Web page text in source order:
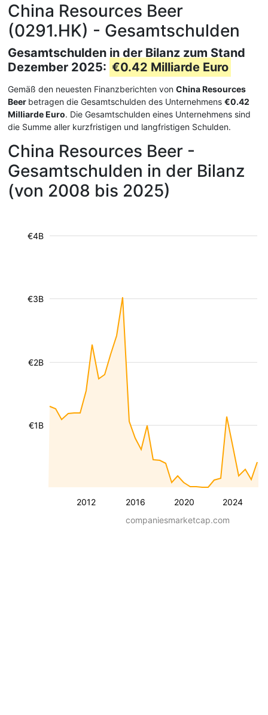
China Resources Beer
(0291.HK) - Gesamtschulden
Gesamtschulden in der Bilanz zum Stand
Dezember 2025: €0.42 Milliarde Euro
Gemäß den neuesten Finanzberichten von China Resources
Beer betragen die Gesamtschulden des Unternehmens €0.42
Milliarde Euro. Die Gesamtschulden eines Unternehmens sind
die Summe aller kurzfristigen und langfristigen Schulden.
China Resources Beer -
Gesamtschulden in der Bilanz
(von 2008 bis 2025)
2012 2016 2020 2024
€1B
€2B
€3B
€4B
companiesmarketcap.com